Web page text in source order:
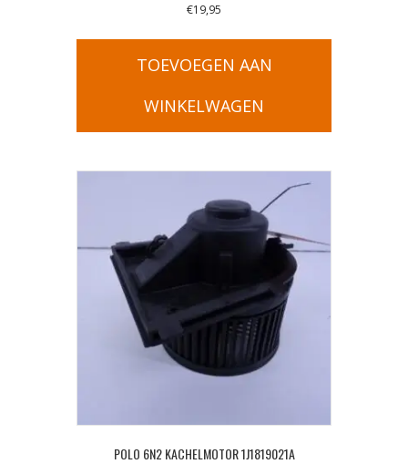
€19,95
TOEVOEGEN AAN
WINKELWAGEN
POLO 6N2 KACHELMOTOR 1J1819021A